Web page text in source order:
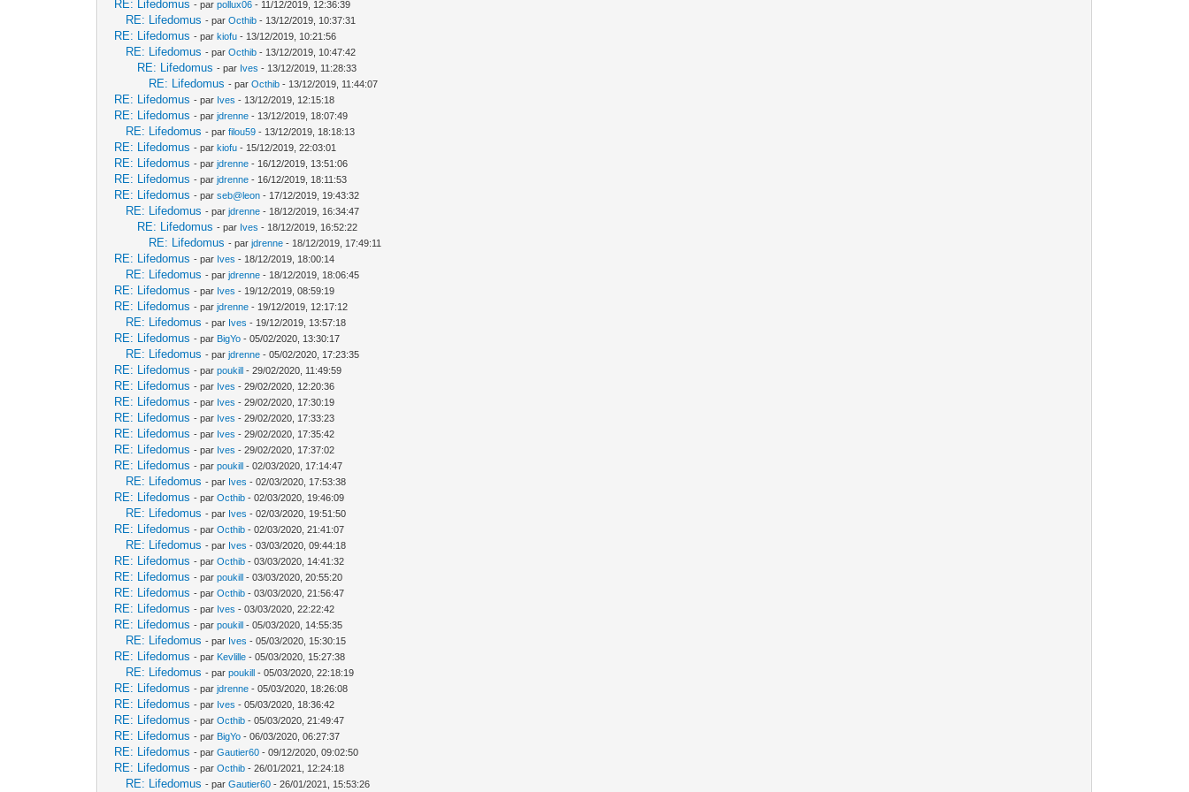
RE: Lifedomus - parpollux06 - 11/12/2019, 12:36:39
RE: Lifedomus - parOcthib - 13/12/2019, 10:37:31
RE: Lifedomus - parkiofu - 13/12/2019, 10:21:56
RE: Lifedomus - parOcthib - 13/12/2019, 10:47:42
RE: Lifedomus - par Ives - 13/12/2019, 11:28:33
RE: Lifedomus - parOcthib - 13/12/2019, 11:44:07
RE: Lifedomus - par Ives - 13/12/2019, 12:15:18
RE: Lifedomus - parjdrenne - 13/12/2019, 18:07:49
RE: Lifedomus - parfilou59 - 13/12/2019, 18:18:13
RE: Lifedomus - parkiofu - 15/12/2019, 22:03:01
RE: Lifedomus - parjdrenne - 16/12/2019, 13:51:06
RE: Lifedomus - parjdrenne - 16/12/2019, 18:11:53
RE: Lifedomus - parseb@leon - 17/12/2019, 19:43:32
RE: Lifedomus - parjdrenne - 18/12/2019, 16:34:47
RE: Lifedomus - par Ives - 18/12/2019, 16:52:22
RE: Lifedomus - parjdrenne - 18/12/2019, 17:49:11
RE: Lifedomus - par Ives - 18/12/2019, 18:00:14
RE: Lifedomus - parjdrenne - 18/12/2019, 18:06:45
RE: Lifedomus - par Ives - 19/12/2019, 08:59:19
RE: Lifedomus - parjdrenne - 19/12/2019, 12:17:12
RE: Lifedomus - par Ives - 19/12/2019, 13:57:18
RE: Lifedomus - par BigYo - 05/02/2020, 13:30:17
RE: Lifedomus - parjdrenne - 05/02/2020, 17:23:35
RE: Lifedomus - parpoukill - 29/02/2020, 11:49:59
RE: Lifedomus - par Ives - 29/02/2020, 12:20:36
RE: Lifedomus - par Ives - 29/02/2020, 17:30:19
RE: Lifedomus - par Ives - 29/02/2020, 17:33:23
RE: Lifedomus - par Ives - 29/02/2020, 17:35:42
RE: Lifedomus - par Ives - 29/02/2020, 17:37:02
RE: Lifedomus - parpoukill - 02/03/2020, 17:14:47
RE: Lifedomus - par Ives - 02/03/2020, 17:53:38
RE: Lifedomus - parOcthib - 02/03/2020, 19:46:09
RE: Lifedomus - par Ives - 02/03/2020, 19:51:50
RE: Lifedomus - parOcthib - 02/03/2020, 21:41:07
RE: Lifedomus - par Ives - 03/03/2020, 09:44:18
RE: Lifedomus - parOcthib - 03/03/2020, 14:41:32
RE: Lifedomus - parpoukill - 03/03/2020, 20:55:20
RE: Lifedomus - parOcthib - 03/03/2020, 21:56:47
RE: Lifedomus - par Ives - 03/03/2020, 22:22:42
RE: Lifedomus - parpoukill - 05/03/2020, 14:55:35
RE: Lifedomus - par Ives - 05/03/2020, 15:30:15
RE: Lifedomus - par Kevlille - 05/03/2020, 15:27:38
RE: Lifedomus - parpoukill - 05/03/2020, 22:18:19
RE: Lifedomus - parjdrenne - 05/03/2020, 18:26:08
RE: Lifedomus - par Ives - 05/03/2020, 18:36:42
RE: Lifedomus - parOcthib - 05/03/2020, 21:49:47
RE: Lifedomus - par BigYo - 06/03/2020, 06:27:37
RE: Lifedomus - parGautier60 - 09/12/2020, 09:02:50
RE: Lifedomus - parOcthib - 26/01/2021, 12:24:18
RE: Lifedomus - parGautier60 - 26/01/2021, 15:53:26